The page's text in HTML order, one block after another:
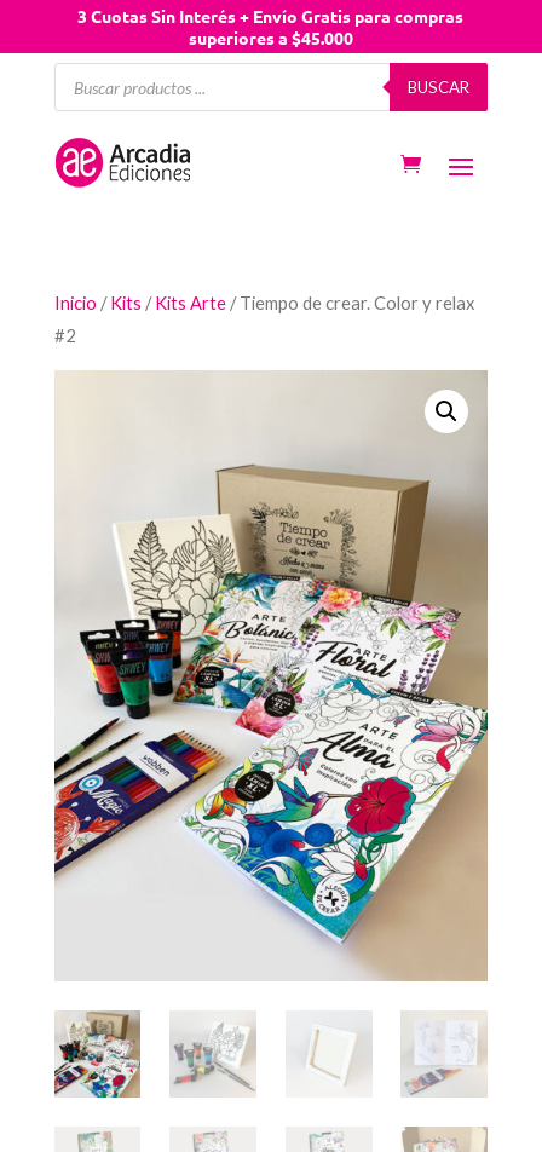
3 Cuotas Sin Interés + Envío Gratis para compras
superiores a $45.000
Búsqueda
productos
BUSCAR
Inicio /Kits /Kits Arte/ Tiempo de crear. Color y relax
#2